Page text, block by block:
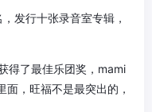
发行十张录音室专辑，
得了最佳乐团奖，mami
面，旺福不是最突出的，